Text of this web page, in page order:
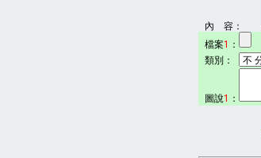
內 容：
檔案1 ：
類別：
圖說1 ：